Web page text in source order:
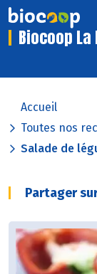
Biocoop
Accueil
Toutes nos
Salade de
Partager